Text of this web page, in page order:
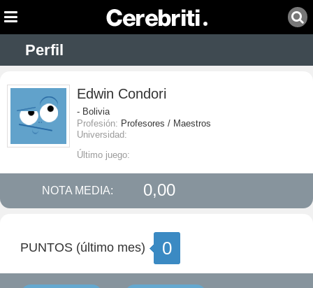
Perfil
Edwin Condori
- Bolivia
Profesión: Profesores / Maestros
Universidad:
Último juego:
NOTA MEDIA: 0,00
PUNTOS (último mes) 0